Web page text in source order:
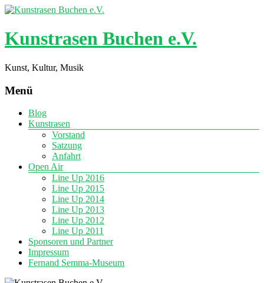
Kunstrasen Buchen e.V.
Kunst, Kultur, Musik
Menü
Blog
Kunstrasen
Vorstand
Satzung
Anfahrt
Open Air
Line Up 2016
Line Up 2015
Line Up 2014
Line Up 2013
Line Up 2012
Line Up 2011
Sponsoren und Partner
Impressum
Fernand Semma-Museum